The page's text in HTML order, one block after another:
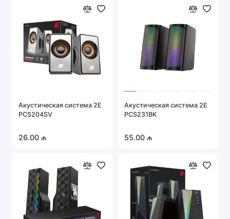
Акустическая система 2E
PCS204SV
26.00 ₼
Акустическая система 2E
PCS231BK
55.00 ₼